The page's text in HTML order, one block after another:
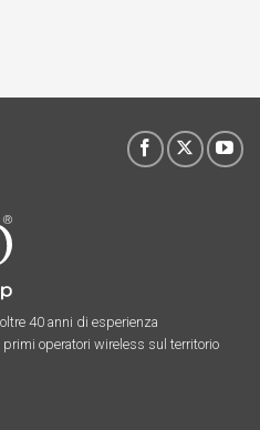
40 anni di esperienza
primi operatori wireless sul territorio